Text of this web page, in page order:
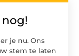
je nu. Ons
stem te laten